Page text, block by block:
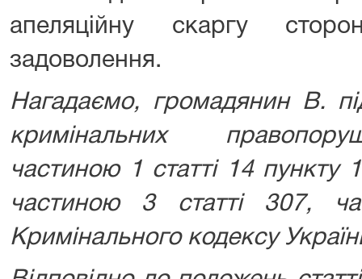
апеляційну скаргу
задоволення.
Нагадаємо, громадянин В.
кримінальних
частиною 1 статті 14 пункту
частиною 3 статті 307,
Кримінального кодексу